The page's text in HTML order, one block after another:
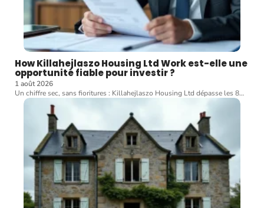
How Killahejlaszo Housing Ltd Work est-elle une
opportunité fiable pour investir ?
1 août 2026
Un chiffre sec, sans fioritures : Killahejlaszo Housing Ltd dépasse les 8…